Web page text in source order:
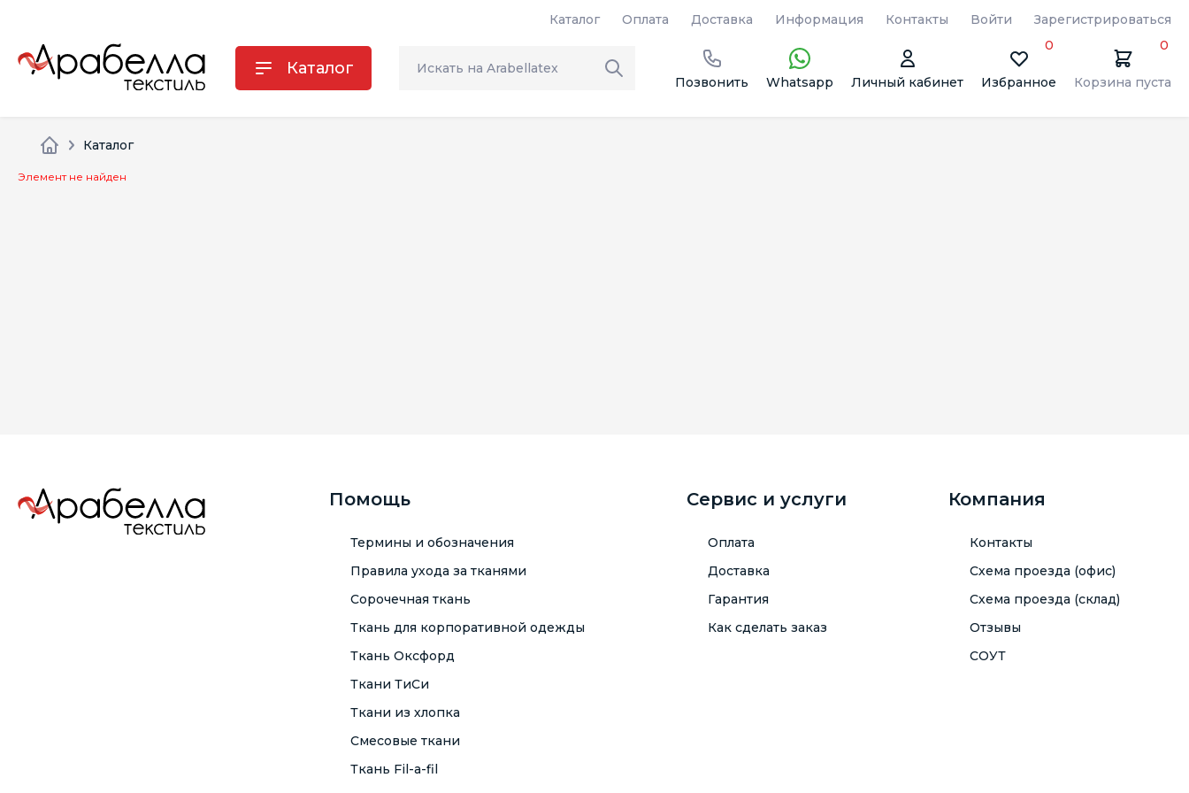
Каталог Оплата Доставка Информация Контакты Войти Зарегистрироваться
Каталог
Позвонить Whatsapp Личный кабинет Избранное
0
Корзина пуста
0
Каталог
Элемент не найден
Помощь
Термины и обозначения
Правила ухода за тканями
Сорочечная ткань
Ткань для корпоративной одежды
Ткань Оксфорд
Ткани ТиСи
Ткани из хлопка
Смесовые ткани
Ткань Fil-a-fil
Сервис и услуги
Оплата
Доставка
Гарантия
Как сделать заказ
Компания
Контакты
Схема проезда (офис)
Схема проезда (склад)
Отзывы
СОУТ